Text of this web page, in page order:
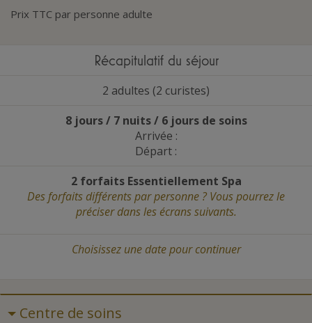
Prix TTC par personne adulte
Récapitulatif du séjour
2 adultes (2 curistes)
8 jours / 7 nuits / 6 jours de soins
Arrivée :
Départ :
2 forfaits Essentiellement Spa
Des forfaits différents par personne ? Vous pourrez le
préciser dans les écrans suivants.
Choisissez une datepour continuer
Centre de soins